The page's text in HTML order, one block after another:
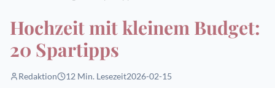
Hochzeit mit kleinem Budget:
20 Spartipps
Redaktion 12 Min. Lesezeit2026-02-15